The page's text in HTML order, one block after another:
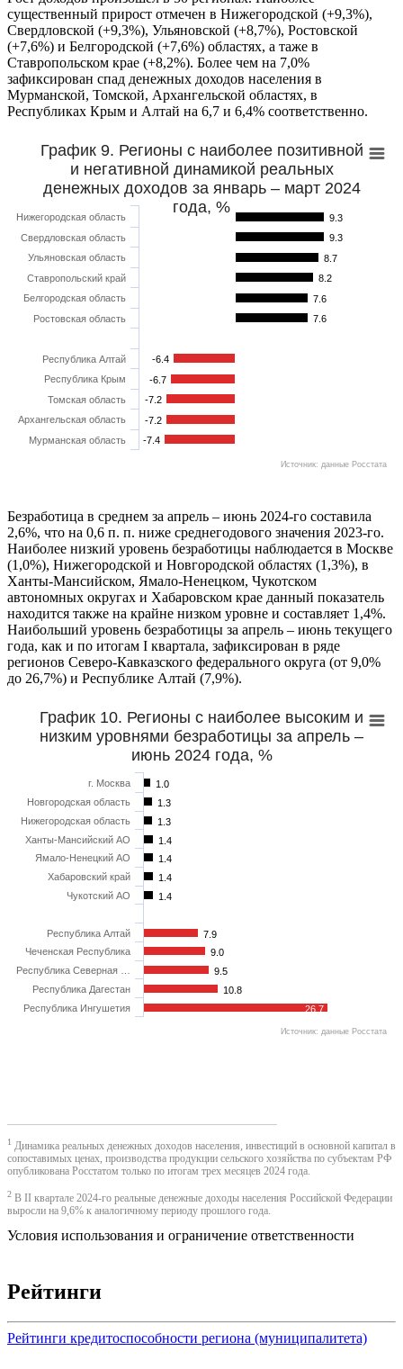
существенный прирост отмечен в Нижегородской (+9,3%),
Свердловской (+9,3%), Ульяновской (+8,7%), Ростовской
(+7,6%) и Белгородской (+7,6%) областях, а таже в
Ставропольском крае (+8,2%). Более чем на 7,0%
зафиксирован спад денежных доходов населения в
Мурманской, Томской, Архангельской областях, в
Республиках Крым и Алтай на 6,7 и 6,4% соответственно.
График 9. Регионы с наиболее позитивной
и негативной динамикой реальных
денежных доходов за январь – март 2024
года, %
9.3
9.3
8.7
8.2
7.6
7.6
-6.4
-6.7
-7.2
-7.2
-7.4
Нижегородская область
Свердловская область
Ульяновская область
Ставропольский край
Белгородская область
Ростовская область
Республика Алтай
Республика Крым
Томская область
Архангельская область
Мурманская область
Источник: данные Росстата
Безработица в среднем за апрель – июнь 2024-го составила
2,6%, что на 0,6 п. п. ниже среднегодового значения 2023-го.
Наиболее низкий уровень безработицы наблюдается в Москве
(1,0%), Нижегородской и Новгородской областях (1,3%), в
Ханты-Мансийском, Ямало-Ненецком, Чукотском
автономных округах и Хабаровском крае данный показатель
находится также на крайне низком уровне и составляет 1,4%.
Наибольший уровень безработицы за апрель – июнь текущего
года, как и по итогам I квартала, зафиксирован в ряде
регионов Северо-Кавказского федерального округа (от 9,0%
до 26,7%) и Республике Алтай (7,9%).
График 10. Регионы с наиболее высоким и
низким уровнями безработицы за апрель –
июнь 2024 года, %
1.0
1.3
1.3
1.4
1.4
1.4
1.4
7.9
9.0
9.5
10.8
26.7
г. Москва
Новгородская область
Нижегородская область
Ханты-Мансийский АО
Ямало-Ненецкий АО
Хабаровский край
Чукотский АО
Республика Алтай
Чеченская Республика
Республика Северная …
Республика Дагестан
Республика Ингушетия
Источник: данные Росстата
1 Динамика реальных денежных доходов населения, инвестиций в основной капитал в
сопоставимых ценах, производства продукции сельского хозяйства по субъектам РФ
опубликована Росстатом только по итогам трех месяцев 2024 года.
2 В II квартале 2024-го реальные денежные доходы населения Российской Федерации
выросли на 9,6% к аналогичному периоду прошлого года.
Условия использования и ограничение ответственности
Рейтинги
Рейтинги кредитоспособности региона (муниципалитета)